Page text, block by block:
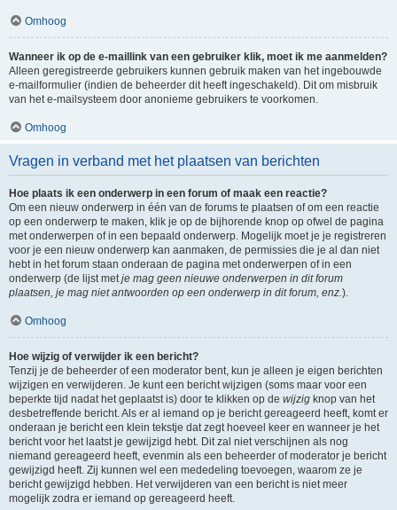
Omhoog
Wanneer ik op de e-maillink van een gebruiker klik, moet ik me aanmelden?
Alleen geregistreerde gebruikers kunnen gebruik maken van het ingebouwde
e-mailformulier (indien de beheerder dit heeft ingeschakeld). Dit om misbruik
van het e-mailsysteem door anonieme gebruikers te voorkomen.
Omhoog
Vragen in verband met het plaatsen van berichten
Hoe plaats ik een onderwerp in een forum of maak een reactie?
Om een nieuw onderwerp in één van de forums te plaatsen of om een reactie
op een onderwerp te maken, klik je op de bijhorende knop op ofwel de pagina
met onderwerpen of in een bepaald onderwerp. Mogelijk moet je je registreren
voor je een nieuw onderwerp kan aanmaken, de permissies die je al dan niet
hebt in het forum staan onderaan de pagina met onderwerpen of in een
onderwerp (de lijst metje mag geen nieuwe onderwerpen in dit forum
plaatsen, je mag niet antwoorden op een onderwerp in dit forum, enz.).
Omhoog
Hoe wijzig of verwijder ik een bericht?
Tenzij je de beheerder of een moderator bent, kun je alleen je eigen berichten
wijzigen en verwijderen. Je kunt een bericht wijzigen (soms maar voor een
beperkte tijd nadat het geplaatst is) door te klikken op de wijzig knop van het
desbetreffende bericht. Als er al iemand op je bericht gereageerd heeft, komt er
onderaan je bericht een klein tekstje dat zegt hoeveel keer en wanneer je het
bericht voor het laatst je gewijzigd hebt. Dit zal niet verschijnen als nog
niemand gereageerd heeft, evenmin als een beheerder of moderator je bericht
gewijzigd heeft. Zij kunnen wel een mededeling toevoegen, waarom ze je
bericht gewijzigd hebben. Het verwijderen van een bericht is niet meer
mogelijk zodra er iemand op gereageerd heeft.